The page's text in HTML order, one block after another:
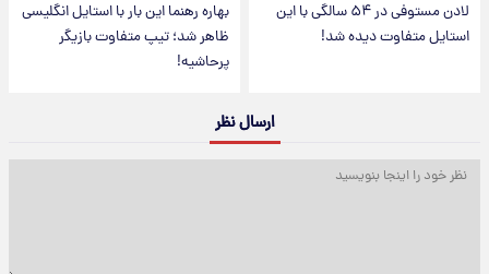
لادن مستوفی در ۵۴ سالگی با این
استایل متفاوت دیده شد!
بهاره رهنما این بار با استایل انگلیسی
ظاهر شد؛ تیپ متفاوت بازیگر
پرحاشیه!
ارسال نظر